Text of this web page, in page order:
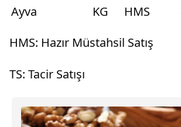
Ayva
KG HMS
HMS: Hazır Müstahsil Satış
TS: Tacir Satışı